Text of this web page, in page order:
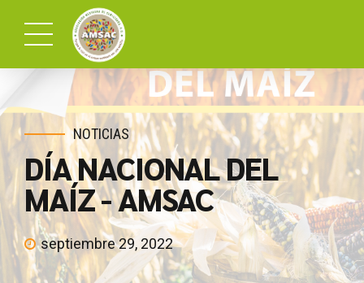
NOTICIAS
DÍA NACIONAL DEL
MAÍZ - AMSAC
septiembre 29, 2022